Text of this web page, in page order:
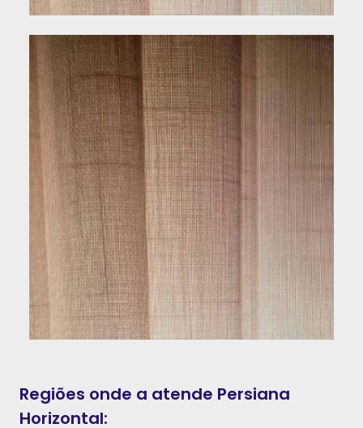
Regiões onde a atende Persiana
Horizontal: